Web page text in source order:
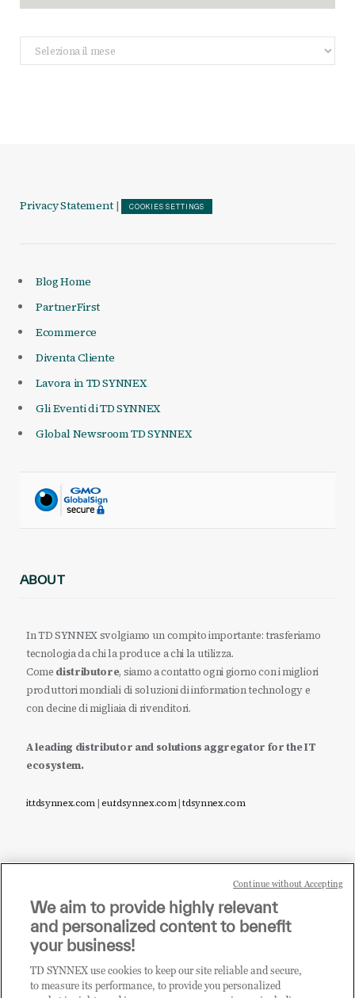
Archivio
Articoli
Privacy Statement | COOKIES SETTINGS
Blog Home
PartnerFirst
Ecommerce
Diventa Cliente
Lavora in TD SYNNEX
Gli Eventi di TD SYNNEX
Global Newsroom TD SYNNEX
ABOUT
In TD SYNNEX svolgiamo un compito importante: trasferiamo
tecnologia da chi la produce a chi la utilizza.
Come distributore, siamo a contatto ogni giorno con i migliori
produttori mondiali di soluzioni di information technology e
con decine di migliaia di rivenditori.
A leading distributor and solutions aggregator for the IT
ecosystem.
it.tdsynnex.com|eu.tdsynnex.com|tdsynnex.com
Sei un rivenditore di tecnologia e desideri acquistare
i prodotti o le soluzioni trattate sul blog?
CLICCA QUI E DIVENTA
CLIENTE TD SYNNEX
We aim to provide highly relevant
and personalized content to benefit
your business!
TD SYNNEX use cookies to keep our site reliable and secure,
to measure its performance, to provide you personalized
Continue without Accepting